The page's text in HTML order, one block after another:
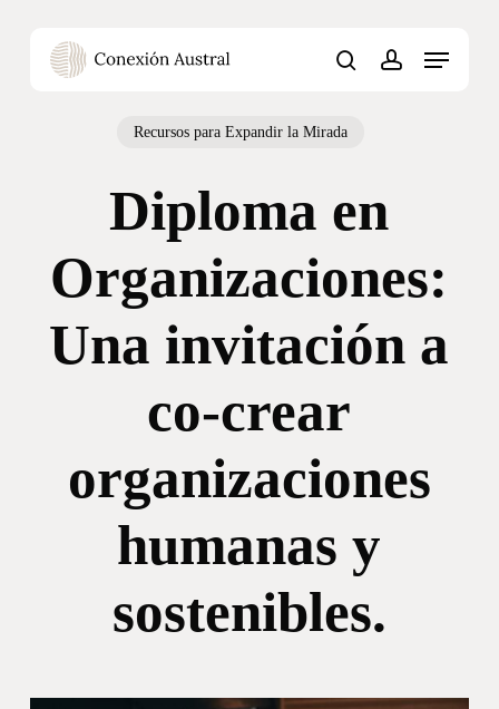
Menu
Recursos para Expandir la Mirada
Diploma en
Organizaciones:
Una invitación a
co-crear
organizaciones
humanas y
sostenibles.